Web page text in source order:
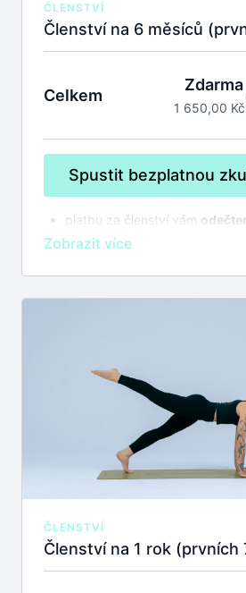
ČLENSTVÍ
Celkem
1 650,00
Spustit bezplatnou
platbu za členství vám
7 dnů na zkoušku
členství se automaticky
ČLENSTVÍ